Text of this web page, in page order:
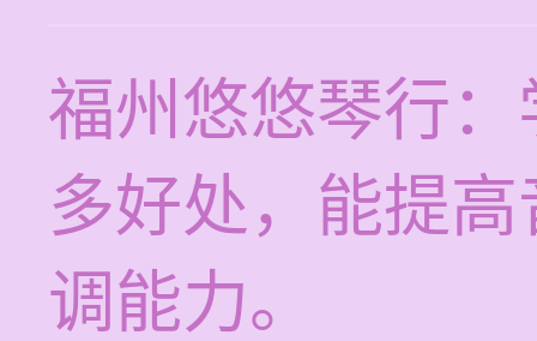
福州悠悠琴行
多好处，能提
调能力。